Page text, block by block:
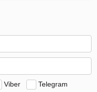
Viber Telegram